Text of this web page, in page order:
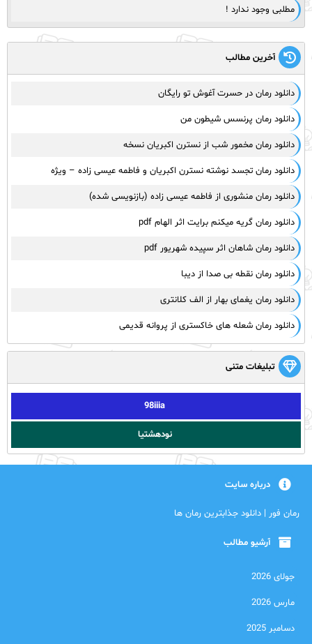
مطلبی وجود ندارد !
آخرین مطالب
دانلود رمان در حسرت آغوش تو رایگان
دانلود رمان پرنسس شیطون من
دانلود رمان مخمور شب از نسترن اکبریان نسخه
دانلود رمان تجسد نوشته نسترن اکبریان و فاطمه عیسی زاده – ویژه
دانلود رمان منشوری از فاطمه عیسی زاده (بازنویسی شده)
دانلود رمان گریه میکنم برایت اثر الهام pdf
دانلود رمان شاهان اثر سپیده شهریور pdf
دانلود رمان نقطه بی صدا از دیبا
دانلود رمان یغمای بهار از الف کلانتری
دانلود رمان شعله های خاکستری از پروانه قدیمی
تبلیغات متنی
98iiia
نودهشتیا
درباره سایت
رمان فور | دانلود جذابترین رمان ها
آرشیو مطالب
جولای 2026
مارس 2026
دسامبر 2025